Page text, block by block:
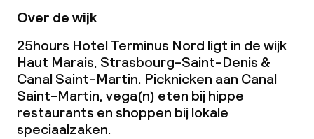
Over de wijk
25hours Hotel Terminus Nord ligt in de wijk
Haut Marais, Strasbourg-Saint-Denis &
Canal Saint-Martin. Picknicken aan Canal
Saint-Martin, vega(n) eten bij hippe
restaurants en shoppen bij lokale
speciaalzaken.